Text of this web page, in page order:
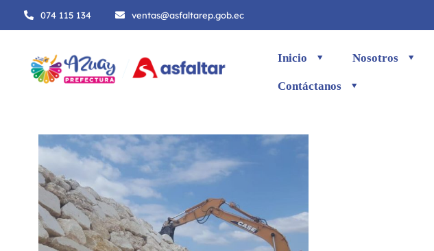
074 115 134 ventas@asfaltarep.gob.ec
Inicio Nosotros
Contáctanos